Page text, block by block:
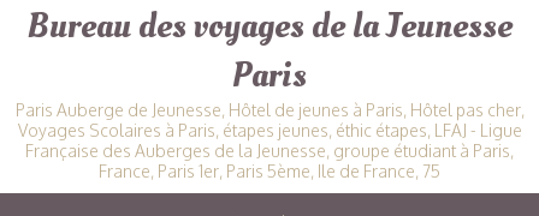
Bureau des voyages de la Jeunesse
Paris
Paris Auberge de Jeunesse, Hôtel de jeunes à Paris, Hôtel pas cher,
Voyages Scolaires à Paris, étapes jeunes, éthic étapes, LFAJ - Ligue
Française des Auberges de la Jeunesse, groupe étudiant à Paris,
France, Paris 1er, Paris 5ème, Ile de France, 75